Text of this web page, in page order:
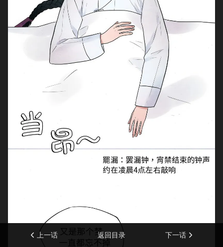
上一话 返回目录 下一话